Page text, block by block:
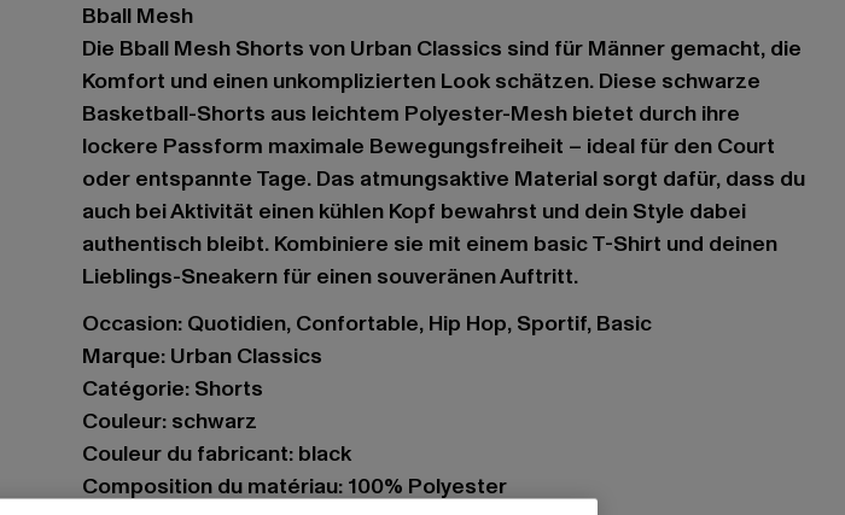
Bball Mesh
Die Bball Mesh Shorts von Urban Classics sind für Männer gemacht, die
Komfort und einen unkomplizierten Look schätzen. Diese schwarze
Basketball-Shorts aus leichtem Polyester-Mesh bietet durch ihre
lockere Passform maximale Bewegungsfreiheit – ideal für den Court
oder entspannte Tage. Das atmungsaktive Material sorgt dafür, dass du
auch bei Aktivität einen kühlen Kopf bewahrst und dein Style dabei
authentisch bleibt. Kombiniere sie mit einem basic T-Shirt und deinen
Lieblings-Sneakern für einen souveränen Auftritt.
Occasion: Quotidien, Confortable, Hip Hop, Sportif, Basic
Marque: Urban Classics
Catégorie: Shorts
Couleur: schwarz
Couleur du fabricant: black
Composition du matériau: 100% Polyester